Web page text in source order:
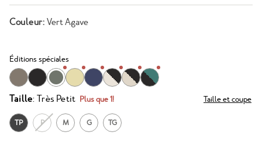
Couleur: Vert Agave
Éditions spéciales
Taille: Très Petit Plus que 1! Taille et coupe
TP P M G TG